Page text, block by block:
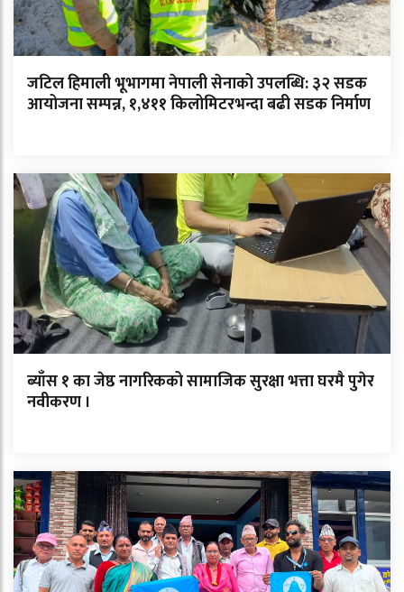
जटिल हिमाली भूभागमा नेपाली सेनाको उपलब्धि: ३२ सडक
आयोजना सम्पन्न, १,४११ किलोमिटरभन्दा बढी सडक निर्माण
ब्याँस १ का जेष्ठ नागरिकको सामाजिक सुरक्षा भत्ता घरमै पुगेर
नवीकरण ।